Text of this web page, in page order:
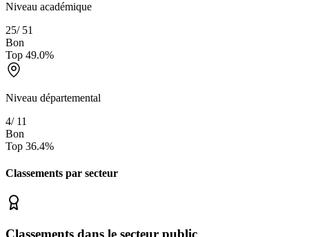
Niveau académique
25/ 51
Bon
Top 49.0%
Niveau départemental
4/ 11
Bon
Top 36.4%
Classements par secteur
Classements dans le secteur public